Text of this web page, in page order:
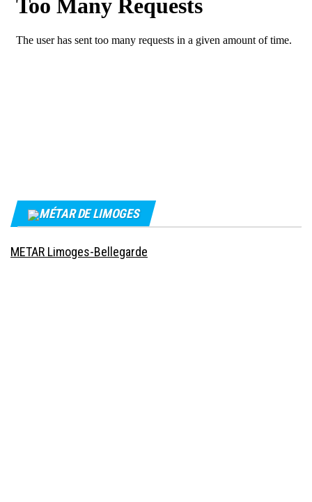
MÉTAR DE LIMOGES
METAR Limoges-Bellegarde